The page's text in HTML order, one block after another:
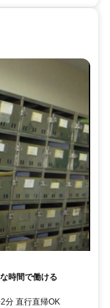
時間で働ける
分 直行直帰OK